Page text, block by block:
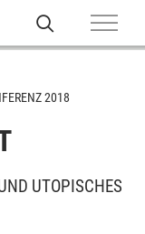
2018
UTOPISCHES